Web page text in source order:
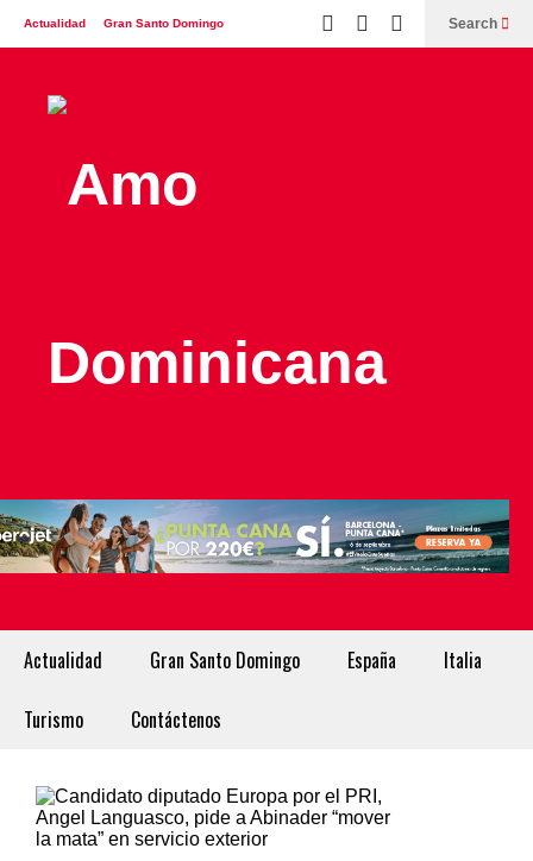
Actualidad Gran Santo Domingo
Contáctenos
Search
Actualidad Gran Santo Domingo España Italia
Turismo Contáctenos